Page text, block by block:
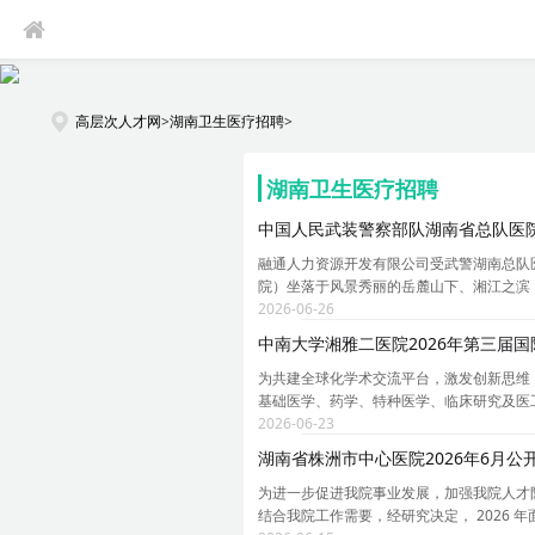
高层次人才网>湖南卫生医疗招聘>
湖南卫生医疗招聘
中国人民武装警察部队湖南省总队医
融通人力资源开发有限公司受武警湖南总
院）坐落于风景秀丽的岳麓山下、湘江之
2026-06-26
中南大学湘雅二医院2026年第三届
为共建全球化学术交流平台，激发创新思
基础医学、药学、特种医学、临床研究及
2026-06-23
湖南省株洲市中心医院2026年6月公
为进一步促进我院事业发展，加强我院人
结合我院工作需要，经研究决定， 2026